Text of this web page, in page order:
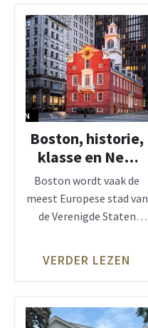
Boston, historie,
klasse en New
England-charme
aan zee
Boston wordt vaak de
meest Europese stad van
de Verenigde Staten
VERDER LEZEN